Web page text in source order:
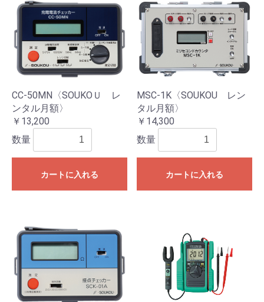
CC-50MN〈SOUKOＵ レ
ンタル月額〉
￥13,200
数量
カートに入れる
MSC-1K〈SOUKOU レン
タル月額〉
￥14,300
数量
カートに入れる